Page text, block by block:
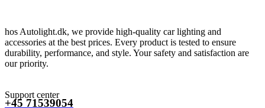
hos Autolight.dk, we provide high-quality car lighting and
accessories at the best prices. Every product is tested to ensure
durability, performance, and style. Your safety and satisfaction are
our priority.
Support center
+45 71539054